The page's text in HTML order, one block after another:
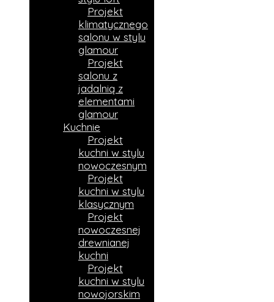
Projekt
klimatycznego
salonu w stylu
glamour
Projekt
salonu z
jadalnią z
elementami
glamour
Kuchnie
Projekt
kuchni w stylu
nowoczesnym
Projekt
kuchni w stylu
klasycznym
Projekt
nowoczesnej
drewnianej
kuchni
Projekt
kuchni w stylu
nowojorskim